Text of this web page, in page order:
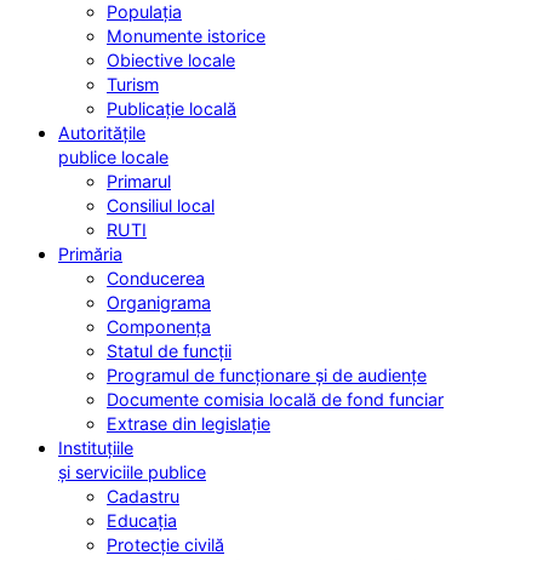
Populația
Monumente istorice
Obiective locale
Turism
Publicație locală
Autoritățile
publice locale
Primarul
Consiliul local
RUTI
Primăria
Conducerea
Organigrama
Componența
Statul de funcții
Programul de funcționare și de audiențe
Documente comisia locală de fond funciar
Extrase din legislație
Instituțiile
și serviciile publice
Cadastru
Educația
Protecție civilă